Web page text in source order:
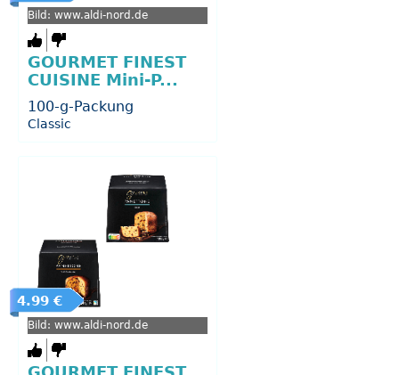
Bild: www.aldi-nord.de
GOURMET FINEST
CUISINE Mini-P...
100-g-Packung
Classic
4.99 €
Bild: www.aldi-nord.de